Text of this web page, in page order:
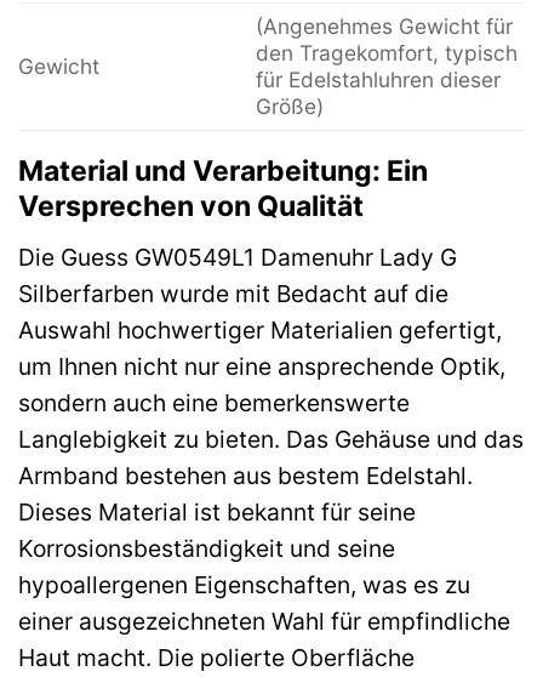
Gewicht
(Angenehmes Gewicht für
den Tragekomfort, typisch
für Edelstahluhren dieser
Größe)
Material und Verarbeitung: Ein
Versprechen von Qualität
Die Guess GW0549L1 Damenuhr Lady G
Silberfarben wurde mit Bedacht auf die
Auswahl hochwertiger Materialien gefertigt,
um Ihnen nicht nur eine ansprechende Optik,
sondern auch eine bemerkenswerte
Langlebigkeit zu bieten. Das Gehäuse und das
Armband bestehen aus bestem Edelstahl.
Dieses Material ist bekannt für seine
Korrosionsbeständigkeit und seine
hypoallergenen Eigenschaften, was es zu
einer ausgezeichneten Wahl für empfindliche
Haut macht. Die polierte Oberfläche